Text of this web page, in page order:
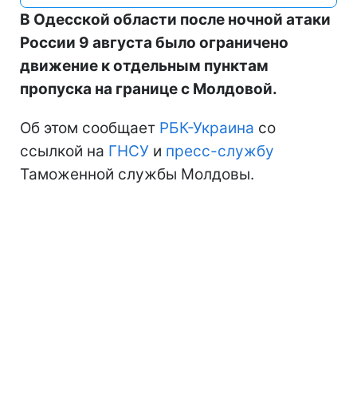
В Одесской области после ночной атаки
России 9 августа было ограничено
движение к отдельным пунктам
пропуска на границе с Молдовой.
Об этом сообщает РБК-Украина со
ссылкой на ГНСУ и пресс-службу
Таможенной службы Молдовы.